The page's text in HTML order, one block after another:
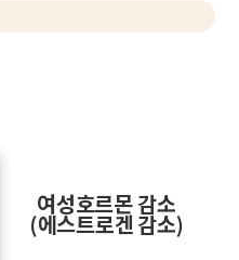
여성호르몬 감소
(에스트로겐 감소)